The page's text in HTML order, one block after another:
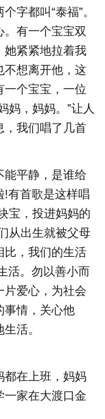
字都叫“泰福”。
有一个宝宝双
她紧紧地拉着我
不想离开他，这
一个宝宝，一位
妈，妈妈。”让人
，我们唱了几首
能平静，是谁给
!有首歌是这样唱
宝，投进妈妈的
从出生就被父母
比，我们的生活
活。勿以善小而
片爱心，为社会
事情，关心他
活。
都在上班，妈妈
一家在大渡口金